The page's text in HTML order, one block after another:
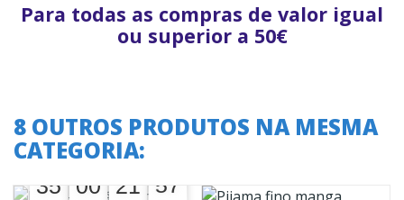
Para todas as compras de valor igual
ou superior a 50€
8 OUTROS PRODUTOS NA MESMA
CATEGORIA:
A oferta termina em:
35
35
00 00
00
00 21
21
22 57
57
58